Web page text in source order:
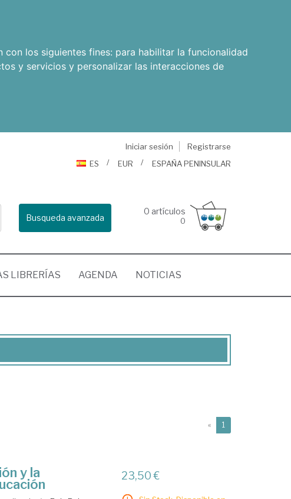
los siguientes fines: para habilitar la funcionalidad
y servicios y personalizar las interacciones de
Iniciar sesión
Registrarse
ES
EUR ESPAÑA PENINSULAR
Busqueda avanzada
0 artículos
0
LIBRERÍAS AGENDA NOTICIAS
« 1
y la 23,50 €